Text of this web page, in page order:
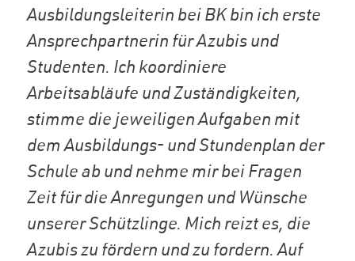
Ausbildungsleiterin bei BK bin ich erste
Ansprechpartnerin für Azubis und
Studenten. Ich koordiniere
Arbeitsabläufe und Zuständigkeiten,
stimme die jeweiligen Aufgaben mit
dem Ausbildungs- und Stundenplan der
Schule ab und nehme mir bei Fragen
Zeit für die Anregungen und Wünsche
unserer Schützlinge. Mich reizt es, die
Azubis zu fördern und zu fordern. Auf